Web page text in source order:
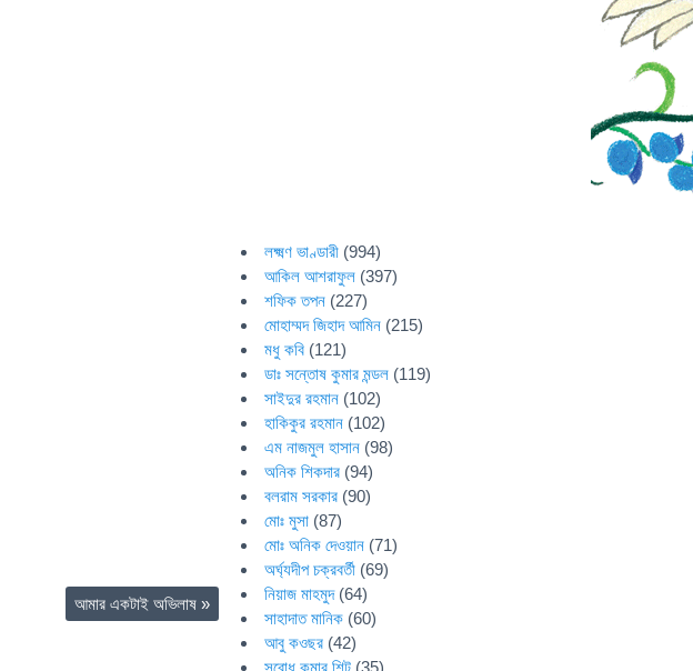
আমার একটাই অভিলাষ »
লক্ষ্মণ ভাণ্ডারী (994)
আকিল আশরাফুল (397)
শফিক তপন (227)
মোহাম্মদ জিহাদ আমিন (215)
মধু কবি (121)
ডাঃ সন্তোষ কুমার মন্ডল (119)
সাইদুর রহমান (102)
হাকিকুর রহমান (102)
এম নাজমুল হাসান (98)
অনিক শিকদার (94)
বলরাম সরকার (90)
মোঃ মুসা (87)
মোঃ অনিক দেওয়ান (71)
অর্ঘ্যদীপ চক্রবর্তী (69)
নিয়াজ মাহমুদ(64)
সাহাদাত মানিক (60)
আবু কওছর (42)
সুবোধ কুমার শিট (35)